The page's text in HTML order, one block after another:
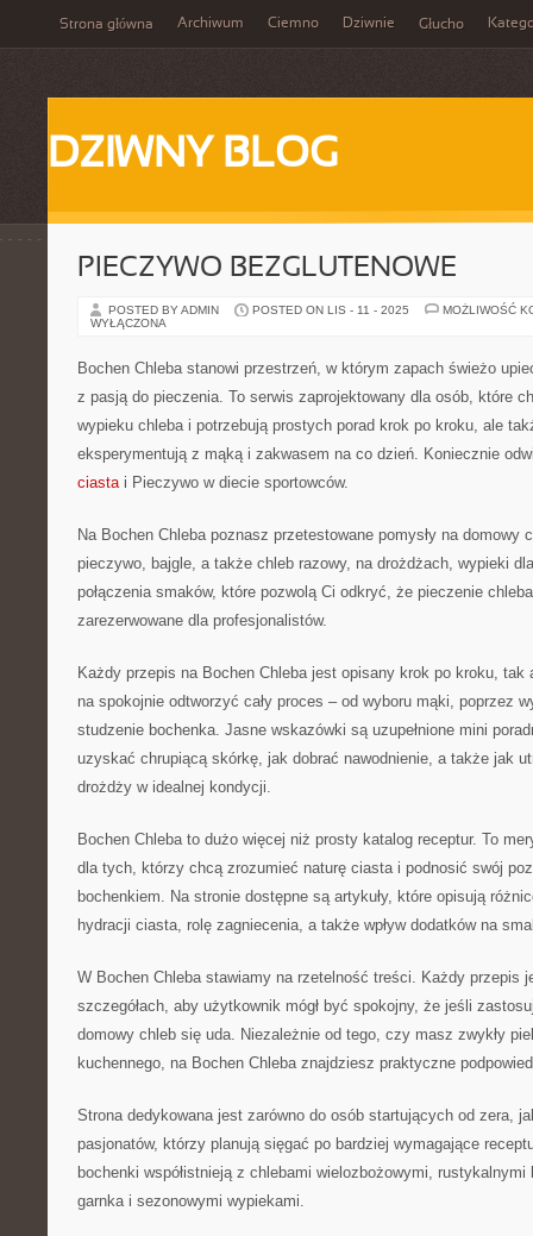
Strona główna Archiwum Ciemno Dziwnie Głucho
DZIWNY BLOG
PIECZYWO BEZGLUTENOWE
POSTED BY ADMIN POSTED ON LIS - 11 - 2025
MOŻLIWOŚĆ
WYŁĄCZONA
Bochen Chleba stanowi przestrzeń, w którym zapach świeżo
z pasją do pieczenia. To serwis zaprojektowany dla osób, które
wypieku chleba i potrzebują prostych porad krok po kroku, ale
eksperymentują z mąką i zakwasem na co dzień. Koniecznie
ciastai Pieczywo w diecie sportowców.
Na Bochen Chleba poznasz przetestowane pomysły na domowy
pieczywo, bajgle, a także chleb razowy, na drożdżach, wypieki
połączenia smaków, które pozwolą Ci odkryć, że pieczenie
zarezerwowane dla profesjonalistów.
Każdy przepis na Bochen Chleba jest opisany krok po kroku, tak
na spokojnie odtworzyć cały proces – od wyboru mąki, poprzez
studzenie bochenka. Jasne wskazówki są uzupełnione mini
uzyskać chrupiącą skórkę, jak dobrać nawodnienie, a także jak
drożdży w idealnej kondycji.
Bochen Chleba to dużo więcej niż prosty katalog receptur. To
dla tych, którzy chcą zrozumieć naturę ciasta i podnosić swój
bochenkiem. Na stronie dostępne są artykuły, które opisują
hydracji ciasta, rolę zagniecenia, a także wpływ dodatków na
W Bochen Chleba stawiamy na rzetelność treści. Każdy przepis
szczegółach, aby użytkownik mógł być spokojny, że jeśli
domowy chleb się uda. Niezależnie od tego, czy masz zwykły
kuchennego, na Bochen Chleba znajdziesz praktyczne
Strona dedykowana jest zarówno do osób startujących od zera,
pasjonatów, którzy planują sięgać po bardziej wymagające
bochenki współistnieją z chlebami wielozbożowymi,
garnka i sezonowymi wypiekami.